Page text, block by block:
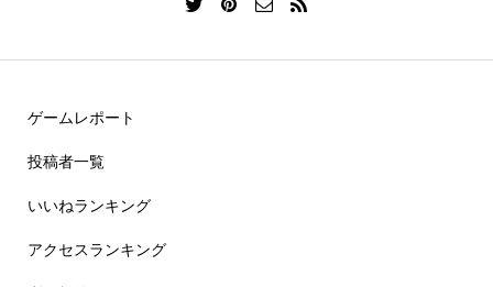
ゲームレポート
投稿者一覧
いいねランキング
アクセスランキング